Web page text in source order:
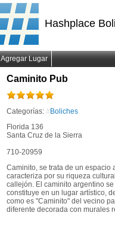
Hashplace
Agregar Lugar
Caminito Pub
Categorías: # Boliches
Florida 136
Santa Cruz de la Sierra
710-20959
Caminito, se trata de un espacio
caracteriza por su riqueza
callejón. El caminito argentino
constituye en un lugar artístico,
como es "Caminito" del vecino
diferente decorada con murales